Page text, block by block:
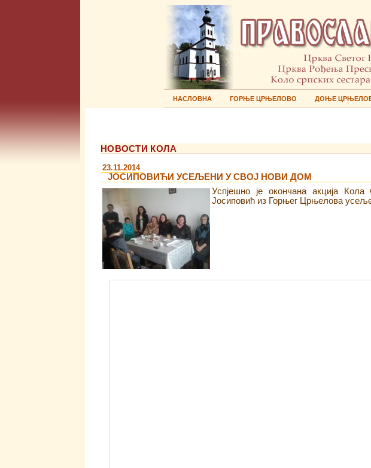
НАСЛОВНА ГОРЊЕ ЦРЊЕЛОВО ДОЊЕ
НОВОСТИ КОЛА
23.11.2014
ЈОСИПОВИЋИ УСЕЉЕНИ У СВОЈ НОВИ ДОМ
Успјешно је окончана акција
Јосиповић из Горњег Црњелова